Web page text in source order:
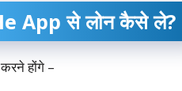
App से लोन कैसे ले?
होंगे –